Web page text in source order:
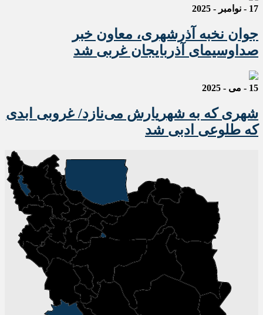
17 - نوامبر - 2025
جوان نخبه آذرشهری، معاون خبر
صداوسیمای آذربایجان غربی شد
15 - می - 2025
شهری که به شهریارش می‌نازد/ غروبی ابدی
که طلوعی ادبی شد